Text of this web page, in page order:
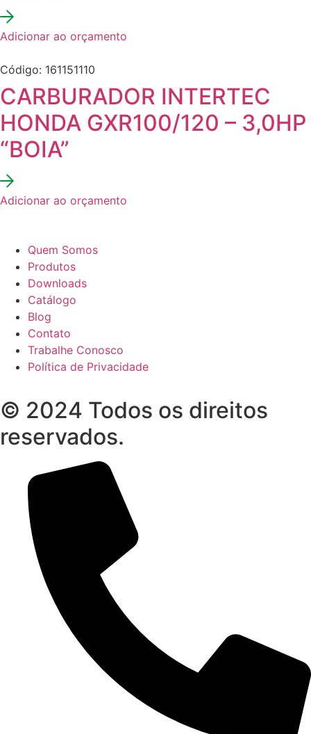
Adicionar ao orçamento
Código: 161151110
CARBURADOR INTERTEC
HONDA GXR100/120 – 3,0HP
“BOIA”
Adicionar ao orçamento
Quem Somos
Produtos
Downloads
Catálogo
Blog
Contato
Trabalhe Conosco
Política de Privacidade
© 2024 Todos os direitos
reservados.